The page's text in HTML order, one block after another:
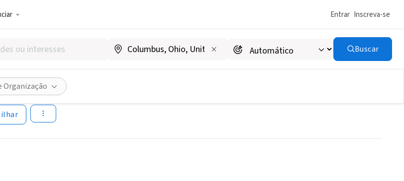
Entrar Inscreva-se
Buscar
Organização